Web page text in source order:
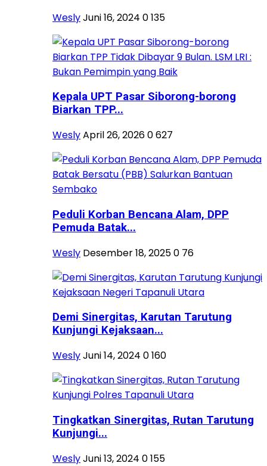
WeslyJuni 16, 2024 0135
Kepala UPT Pasar Siborong-borong
Biarkan TPP...
WeslyApril 26, 20260627
Peduli Korban Bencana Alam, DPP
Pemuda Batak...
Wesly Desember 18, 20250 76
Demi Sinergitas, Karutan Tarutung
Kunjungi Kejaksaan...
WeslyJuni 14, 2024 0160
Tingkatkan Sinergitas, Rutan Tarutung
Kunjungi...
WeslyJuni 13, 2024 0155